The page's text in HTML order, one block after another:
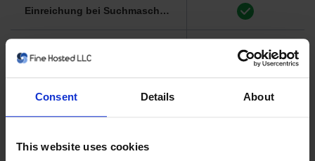
Consent Details About
This website uses cookies
Einreichung bei Suchmaschinen